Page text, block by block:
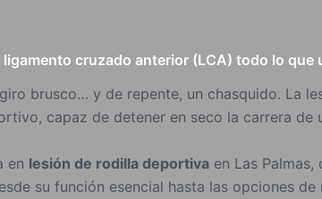
brusco… y de repente, un chasquido. La
capaz de detener en seco la carrera de
en lesión de rodilla deportivaen Las Palmas,
su función esencial hasta las opciones de